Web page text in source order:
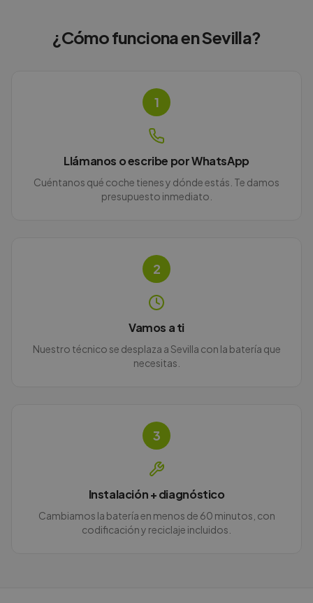
¿Cómo funciona enSevilla?
1
Llámanos o escribe por WhatsApp
Cuéntanos qué coche tienes y dónde estás. Te damos
presupuesto inmediato.
2
Vamos a ti
Nuestro técnico se desplaza a Sevilla con la batería que
necesitas.
3
Instalación + diagnóstico
Cambiamos la batería en menos de 60 minutos, con
codificación y reciclaje incluidos.